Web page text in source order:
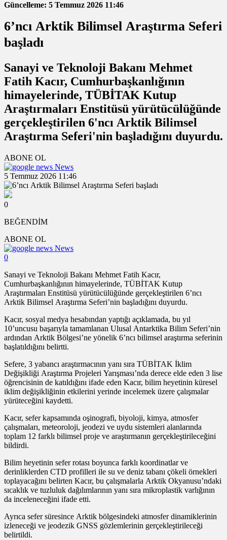
Güncelleme: 5 Temmuz 2026 11:46
6’ncı Arktik Bilimsel Araştırma Seferi
başladı
Sanayi ve Teknoloji Bakanı Mehmet
Fatih Kacır, Cumhurbaşkanlığının
himayelerinde, TÜBİTAK Kutup
Araştırmaları Enstitüsü yürütücülüğünde
gerçekleştirilen 6'ncı Arktik Bilimsel
Araştırma Seferi'nin başladığını duyurdu.
ABONE OL
News
5 Temmuz 2026 11:46
0
BEĞENDİM
ABONE OL
News
0
Sanayi ve Teknoloji Bakanı Mehmet Fatih Kacır,
Cumhurbaşkanlığının himayelerinde, TÜBİTAK Kutup
Araştırmaları Enstitüsü yürütücülüğünde gerçekleştirilen 6’ncı
Arktik Bilimsel Araştırma Seferi’nin başladığını duyurdu.
Kacır, sosyal medya hesabından yaptığı açıklamada, bu yıl
10’uncusu başarıyla tamamlanan Ulusal Antarktika Bilim Seferi’nin
ardından Arktik Bölgesi’ne yönelik 6’ncı bilimsel araştırma seferinin
başlatıldığını belirtti.
Sefere, 3 yabancı araştırmacının yanı sıra TÜBİTAK İklim
Değişikliği Araştırma Projeleri Yarışması’nda derece elde eden 3 lise
öğrencisinin de katıldığını ifade eden Kacır, bilim heyetinin küresel
iklim değişikliğinin etkilerini yerinde incelemek üzere çalışmalar
yürüteceğini kaydetti.
Kacır, sefer kapsamında oşinografi, biyoloji, kimya, atmosfer
çalışmaları, meteoroloji, jeodezi ve uydu sistemleri alanlarında
toplam 12 farklı bilimsel proje ve araştırmanın gerçekleştirileceğini
bildirdi.
Bilim heyetinin sefer rotası boyunca farklı koordinatlar ve
derinliklerden CTD profilleri ile su ve deniz tabanı çökeli örnekleri
toplayacağını belirten Kacır, bu çalışmalarla Arktik Okyanusu’ndaki
sıcaklık ve tuzluluk dağılımlarının yanı sıra mikroplastik varlığının
da inceleneceğini ifade etti.
Ayrıca sefer süresince Arktik bölgesindeki atmosfer dinamiklerinin
izleneceği ve jeodezik GNSS gözlemlerinin gerçekleştirileceği
belirtildi.